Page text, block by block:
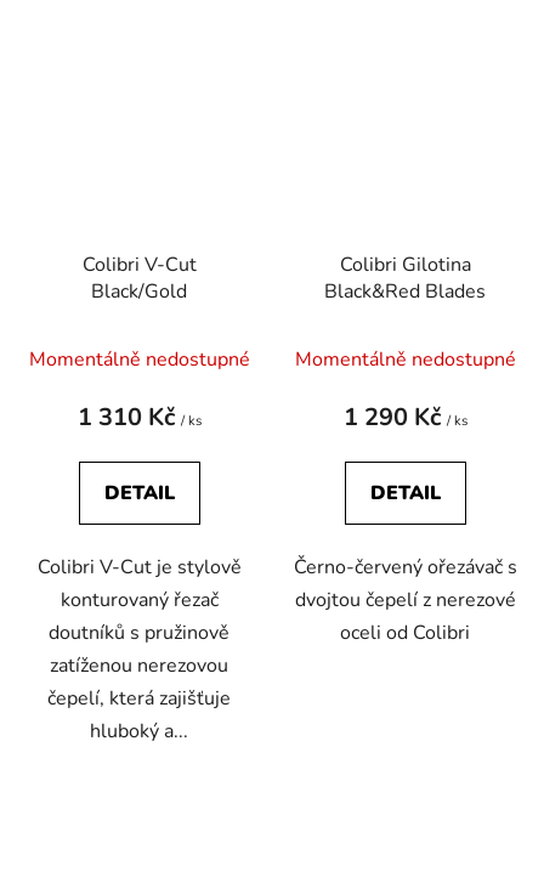
Colibri V-Cut
Black/Gold
Momentálně nedostupné
1 310 Kč / ks
DETAIL
Colibri V-Cut je stylově
konturovaný řezač
doutníků s pružinově
zatíženou nerezovou
čepelí, která zajišťuje
hluboký a...
Colibri Gilotina
Black&Red Blades
Momentálně nedostupné
1 290 Kč / ks
DETAIL
Černo-červený ořezávač s
dvojtou čepelí z nerezové
oceli od Colibri